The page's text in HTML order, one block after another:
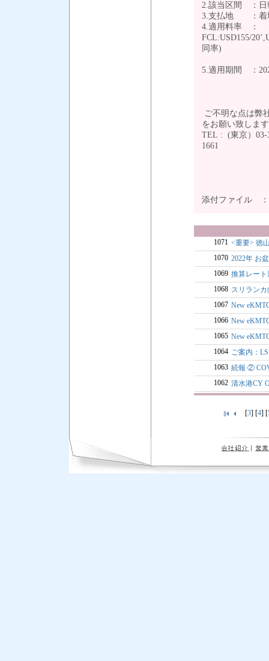
2.該当区間 ：日
3.支払地 ：着
4.適用料率 ：
FCL:USD155/
同率)
5.適用期間 ：
ご不明な点は弊
をお願い致しま
TEL : (東京）03-
添付ファイル
1071 <重要> 徳
1070 2022年 お
1069 換算レー
1068 スリラン
1067 New
1066 New
1065 New
1064 ご案内：
1063 続報 ②
1062 清水港CY
[3] [4] [